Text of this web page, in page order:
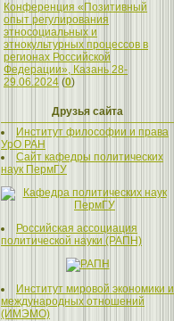
Конференция «Позитивный
опыт регулирования
этносоциальных и
этнокультурных процессов в
регионах Российской
Федерации», Казань 28-
29.06.2024 (0)
Друзья сайта
Институт философии и права
УрО РАН
Сайт кафедры политических
наук ПермГУ
Российская ассоциация
политической науки (РАПН)
Институт мировой экономики и
международных отношений
(ИМЭМО)